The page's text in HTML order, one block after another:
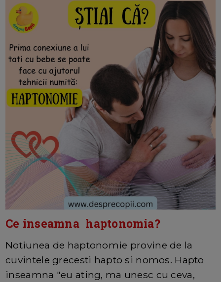
Ce inseamna haptonomia?
Notiunea de haptonomie provine de la
cuvintele grecesti hapto si nomos. Hapto
inseamna "eu ating, ma unesc cu ceva,